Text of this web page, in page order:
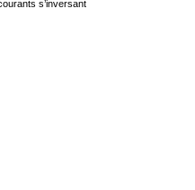
s’inversant